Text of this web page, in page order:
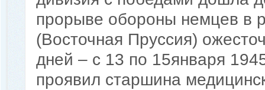
прорыве обороны немцев в
(Восточная Пруссия)
дней – с 13 по 15января
проявил старшина